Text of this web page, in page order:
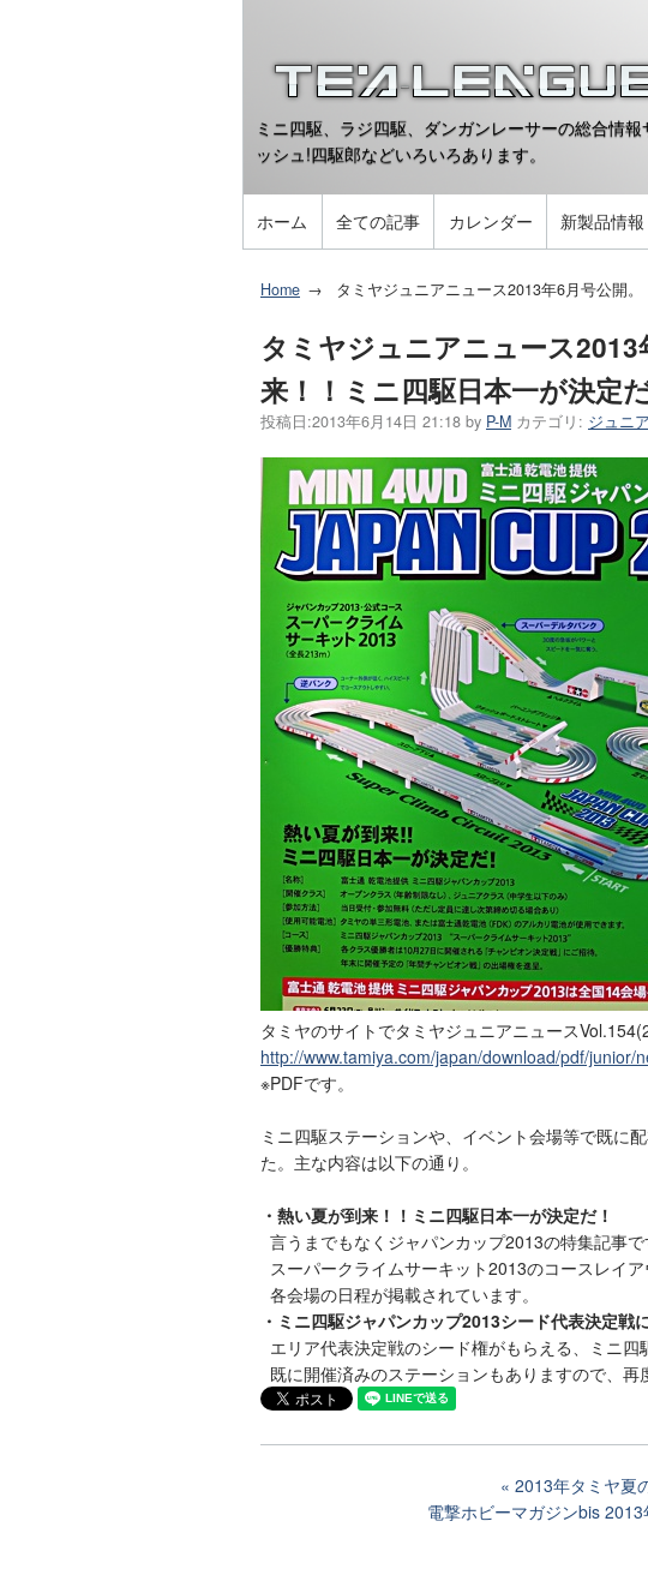
ミニ四駆、ラジ四駆、ダンガンレーサーの総合情
ッシュ!四駆郎などいろいろあります。
ホーム 全ての記事 カレンダー 新製品情報
Home タミヤジュニアニュース2013年6月号公開
タミヤジュニアニュース
来！！ミニ四駆日本一が決定
投稿日:2013年6月14日 21:18 by P-M カテゴリ: ジュニ
タミヤのサイトでタミヤジュニアニュース
http://www.tamiya.com/japan/download/pdf/junior/
※PDFです。
ミニ四駆ステーションや、イベント会場等で既に
た。主な内容は以下の通り。
・熱い夏が到来！！ミニ四駆日本一が決定だ！
言うまでもなくジャパンカップ2013の特集記事で
スーパークライムサーキット2013のコースレイア
各会場の日程が掲載されています。
・ミニ四駆ジャパンカップ2013シード代表決定戦
エリア代表決定戦のシード権がもらえる、ミニ四
既に開催済みのステーションもありますので、再
2013年タミヤ夏
電撃ホビーマガジンbis